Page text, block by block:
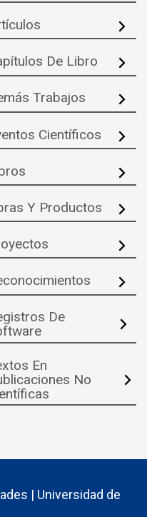
De Libro
Trabajos
Científicos
Y Productos
De
En
No
| Universidad de